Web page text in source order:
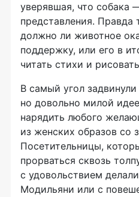
уверявшая, что собака
представления. Правда
должно ли животное
поддержку, или его в
читать стихи и
В самый угол
но довольно милой
нарядить любого
из женских образов со
Посетительницы,
прорваться сквозь
с удовольствием
Модильяни или с